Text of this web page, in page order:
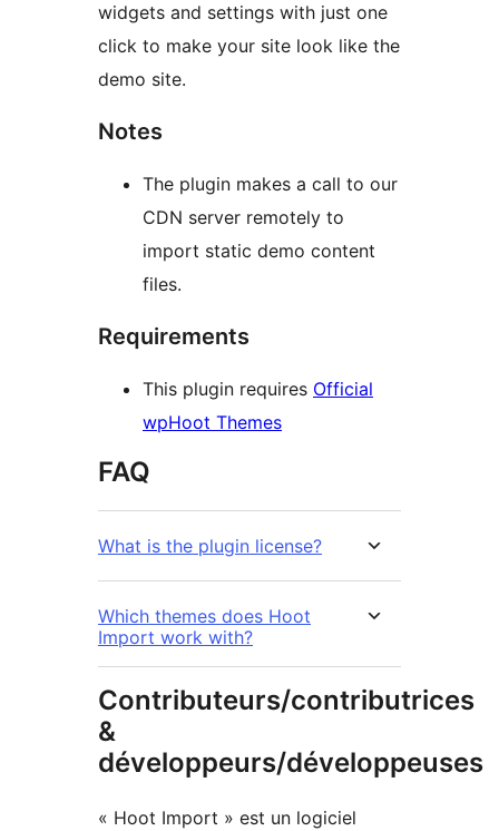
widgets and settings with just one
click to make your site look like the
demo site.
Notes
The plugin makes a call to our
CDN server remotely to
import static demo content
files.
Requirements
This plugin requires Official
wpHoot Themes
FAQ
What is the plugin license?
Which themes does Hoot
Import work with?
Contributeurs/contributrices
&
développeurs/développeuses
« Hoot Import » est un logiciel